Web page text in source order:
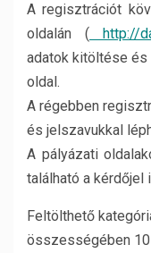
A regisztrációt
oldalán ( http://
adatok kitöltése
oldal.
A régebben
és jelszavukkal
A pályázati
található a kérdőjel
Feltölthető
összességében